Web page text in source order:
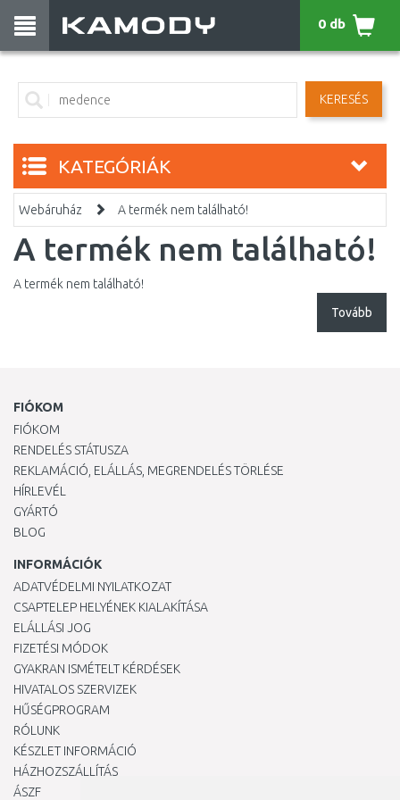
KERESÉS
0 db
KATEGÓRIÁK
Webáruház A termék nem található!
A termék nem található!
A termék nem található!
Tovább
FIÓKOM
FIÓKOM
RENDELÉS STÁTUSZA
REKLAMÁCIÓ, ELÁLLÁS, MEGRENDELÉS TÖRLÉSE
HÍRLEVÉL
GYÁRTÓ
BLOG
INFORMÁCIÓK
ADATVÉDELMI NYILATKOZAT
CSAPTELEP HELYÉNEK KIALAKÍTÁSA
ELÁLLÁSI JOG
FIZETÉSI MÓDOK
GYAKRAN ISMÉTELT KÉRDÉSEK
HIVATALOS SZERVIZEK
HŰSÉGPROGRAM
RÓLUNK
KÉSZLET INFORMÁCIÓ
HÁZHOZSZÁLLÍTÁS
ÁSZF